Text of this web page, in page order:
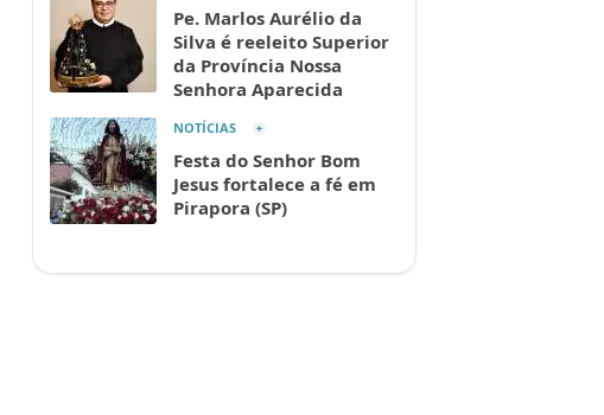
Pe. Marlos Aurélio da
Silva é reeleito Superior
da Província Nossa
Senhora Aparecida
NOTÍCIAS
Festa do Senhor Bom
Jesus fortalece a fé em
Pirapora (SP)